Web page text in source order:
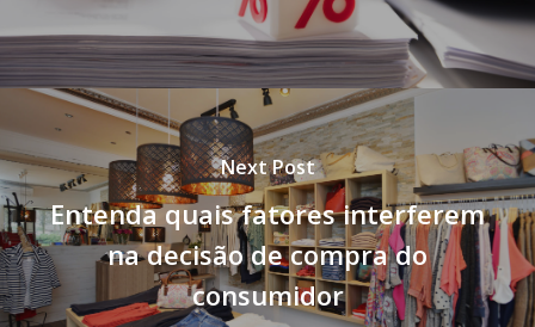
Next Post
Entenda quais fatores interferem
na decisão de compra do
consumidor